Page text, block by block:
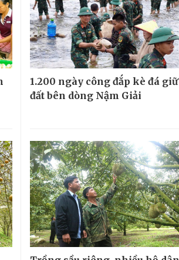
1.200 ngày công đắp kè đá giữ
đất bên dòng Nậm Giải